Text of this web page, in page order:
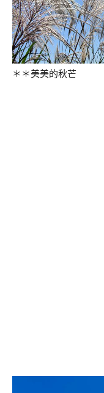
＊＊美美的秋芒